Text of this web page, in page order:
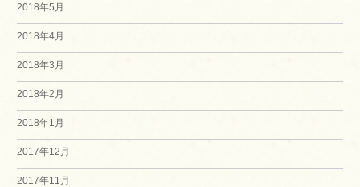
2018年5月
2018年4月
2018年3月
2018年2月
2018年1月
2017年12月
2017年11月